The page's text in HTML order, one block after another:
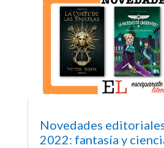
Novedades
2022: fantasía y